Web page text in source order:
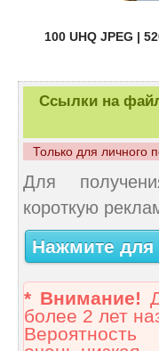
100 UHQ JPEG |
Ссылки на
Только для личного
Для
короткую
Нажмите для
* Внимание!
более 2 лет